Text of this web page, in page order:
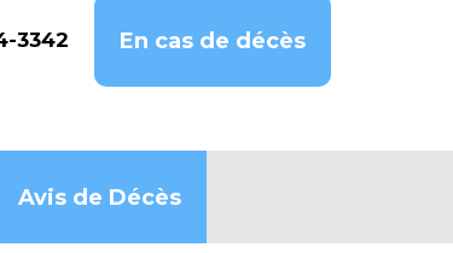
3342 En cas de décès
Avis de Décès